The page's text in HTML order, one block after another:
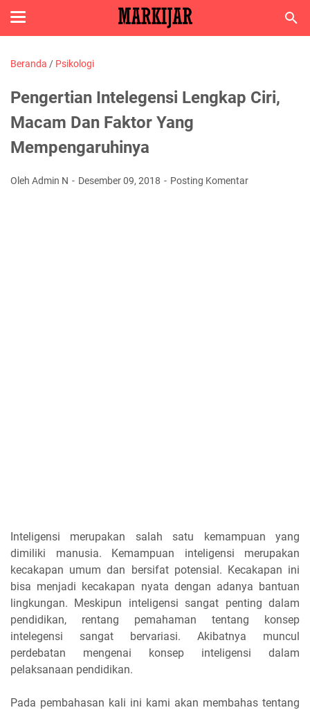
Beranda / Psikologi
Pengertian Intelegensi Lengkap Ciri,
Macam Dan Faktor Yang
Mempengaruhinya
Oleh Admin N Desember 09, 2018 Posting Komentar
Inteligensi merupakan salah satu kemampuan yang
dimiliki manusia. Kemampuan inteligensi merupakan
kecakapan umum dan bersifat potensial. Kecakapan ini
bisa menjadi kecakapan nyata dengan adanya bantuan
lingkungan. Meskipun inteligensi sangat penting dalam
pendidikan, rentang pemahaman tentang konsep
intelegensi sangat bervariasi. Akibatnya muncul
perdebatan mengenai konsep inteligensi dalam
pelaksanaan pendidikan.
Pada pembahasan kali ini kami akan membahas tentang